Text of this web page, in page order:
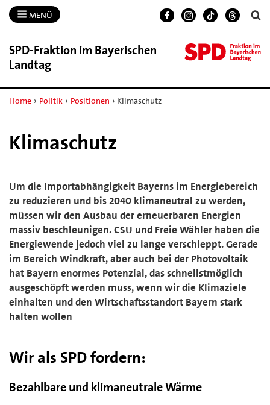
MENÜ
SPD-​Fraktion im Bayerischen
Landtag
Home › Politik › Positionen › Klimaschutz
Klimaschutz
Um die Importabhängigkeit Bayerns im Energiebereich
zu reduzieren und bis 2040 klimaneutral zu werden,
müssen wir den Ausbau der erneuerbaren Energien
massiv beschleunigen. CSU und Freie Wähler haben die
Energiewende jedoch viel zu lange verschleppt. Gerade
im Bereich Windkraft, aber auch bei der Photovoltaik
hat Bayern enormes Potenzial, das schnellstmöglich
ausgeschöpft werden muss, wenn wir die Klimaziele
einhalten und den Wirtschaftsstandort Bayern stark
halten wollen
Wir als SPD fordern:
Bezahlbare und klimaneutrale Wärme